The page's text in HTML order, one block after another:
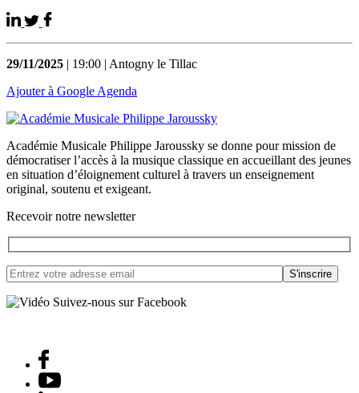
29/11/2025 | 19:00 | Antogny le Tillac
Ajouter à Google Agenda
Académie Musicale Philippe Jaroussky se donne pour mission de
démocratiser l’accès à la musique classique en accueillant des jeunes
en situation d’éloignement culturel à travers un enseignement
original, soutenu et exigeant.
Recevoir notre newsletter
Suivez-nous sur Facebook